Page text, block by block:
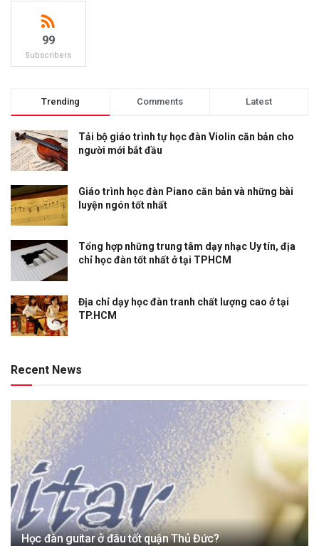
99
Subscribers
Trending Comments Latest
Tải bộ giáo trình tự học đàn Violin căn bản cho
người mới bắt đầu
Giáo trình học đàn Piano căn bản và những bài
luyện ngón tốt nhất
Tổng hợp những trung tâm dạy nhạc Uy tín, địa
chỉ học đàn tốt nhất ở tại TPHCM
Địa chỉ dạy học đàn tranh chất lượng cao ở tại
TP.HCM
Recent News
Học đàn guitar ở đâu tốt quận Thủ Đức?